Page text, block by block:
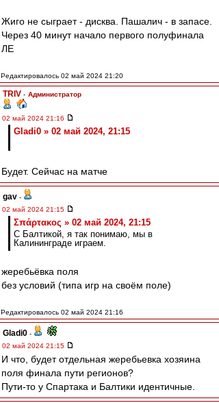
Жиго не сыграет - дисква. Пашалич - в запасе.
Через 40 минут начало первого полуфинала
ЛЕ
Редактировалось 02 май 2024 21:20
TRIV - Администратор
02 май 2024 21:16
Gladi0 » 02 май 2024, 21:15
Будет. Сейчас на матче
gav -
02 май 2024 21:15
Σπάρτακος » 02 май 2024, 21:15
С Балтикой, я так понимаю, мы в
Калининграде играем.
жеребьёвка поля
без условий (типа игр на своём поле)
Редактировалось 02 май 2024 21:16
Gladi0 -
02 май 2024 21:15
И что, будет отдельная жеребьевка хозяина
поля финала пути регионов?
Пути-то у Спартака и Балтики идентичные.